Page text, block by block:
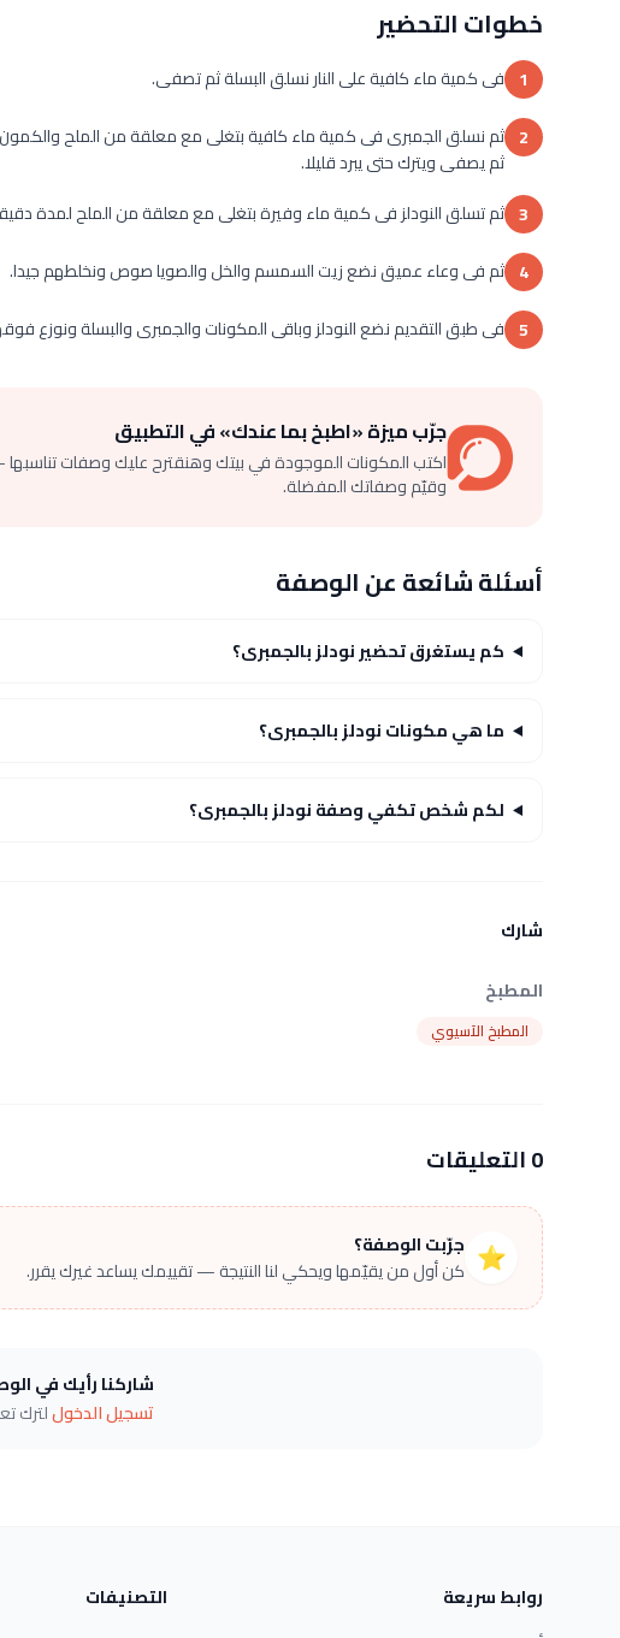
خطوات التحضير
1 فى كمية ماء كافية على النار نسلق البسلة ثم تصفى.
2
ثم يصفى ويترك حتى يبرد قليلا.
3 ثم تسلق النودلز فى كمية ماء وفيرة بتغلى مع معلقة من الملح لمدة
4 ثم فى وعاء عميق نضع زيت السمسم والخل والصويا صوص ونخلطهم جيدا.
5 فى طبق التقديم نضع النودلز وباقى المكونات والجمبرى والبسلة ونوزع
جرّب ميزة «اطبخ بما عندك» في التطبيق
اكتب المكونات الموجودة في بيتك وهنقترح عليك وصفات
وقيّم وصفاتك المفضلة.
أسئلة شائعة عن الوصفة
كم يستغرق تحضير نودلز بالجمبرى؟
ما هي مكونات نودلز بالجمبرى؟
لكم شخص تكفي وصفة نودلز بالجمبرى؟
شارك
المطبخ
المطبخ الآسيوي
0 التعليقات
⭐ جرّبت الوصفة؟
كن أول من يقيّمها ويحكي لنا النتيجة — تقييمك يساعد غيرك يقرر.
شاركنا رأيك في
تسجيل الدخوللترك
روابط سريعة
التصنيفات